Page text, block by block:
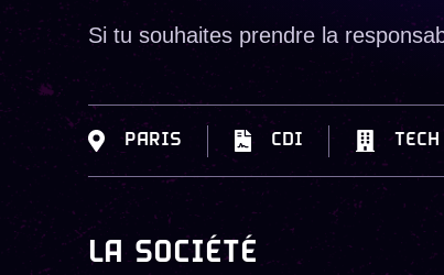
Si tu souhaites prendre la
PARIS CDI TECH
LA SOCIÉTÉ